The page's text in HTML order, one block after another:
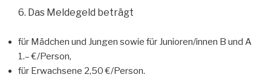
6. Das Meldegeld beträgt
für Mädchen und Jungen sowie für Junioren/innen B und A
1.– €/Person,
für Erwachsene 2,50 €/Person.